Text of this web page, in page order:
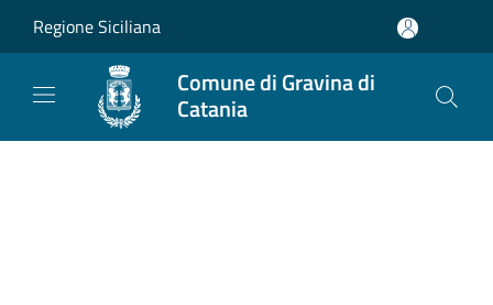
Regione Siciliana
Comune di Gravina di
Catania